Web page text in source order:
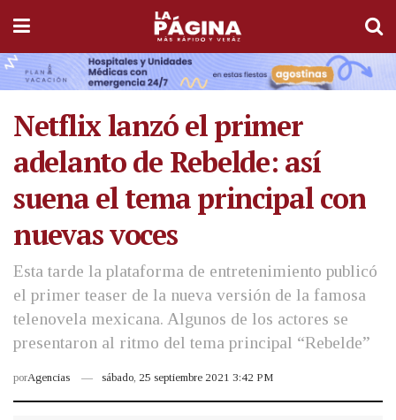
Netflix lanzó el primer
adelanto de Rebelde: así
suena el tema principal con
nuevas voces
Esta tarde la plataforma de entretenimiento publicó
el primer teaser de la nueva versión de la famosa
telenovela mexicana. Algunos de los actores se
presentaron al ritmo del tema principal “Rebelde”
porAgencias sábado, 25 septiembre 2021 3:42 PM